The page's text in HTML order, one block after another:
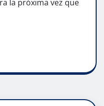
la próxima vez que